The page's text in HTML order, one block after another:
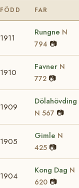
FÖDD FAR
1911
Rungne N
794 📷
1910
Favner N
772 📷
1909
Dölahövding
N 567 📷
1905
Gimle N
425 📷
1904
Kong Dag N
620 📷